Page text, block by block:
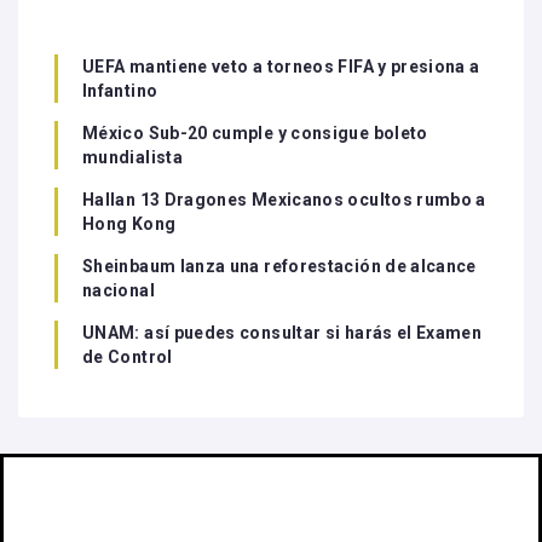
UEFA mantiene veto a torneos FIFA y presiona a
Infantino
México Sub-20 cumple y consigue boleto
mundialista
Hallan 13 Dragones Mexicanos ocultos rumbo a
Hong Kong
Sheinbaum lanza una reforestación de alcance
nacional
UNAM: así puedes consultar si harás el Examen
de Control